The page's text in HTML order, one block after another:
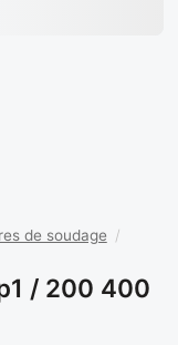
de soudage /
/ 200 400